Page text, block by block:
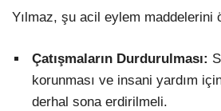
Yılmaz, şu acil eylem maddelerini
Çatışmaların Durdurulması:
korunması ve insani yardım
derhal sona erdirilmeli.